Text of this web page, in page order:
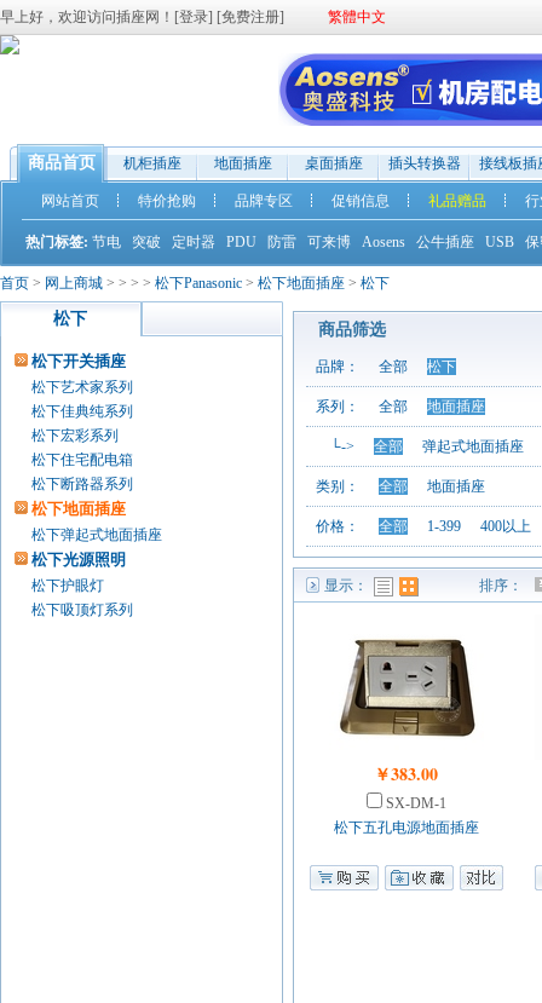
早上好，欢迎访问插座网！[登录] [免费注册] 繁體中文
商品首页 机柜插座 地面插座 桌面插座 插头转换器 接线板插
网站首页 特价抢购 品牌专区 促销信息 礼品赠品
热门标签: 节电 突破 定时器 PDU 防雷 可来博 Aosens 公牛插座 USB
首页 > 网上商城 > > > > 松下Panasonic > 松下地面插座 > 松下
松下
松下开关插座
松下艺术家系列
松下佳典纯系列
松下宏彩系列
松下住宅配电箱
松下断路器系列
松下地面插座
松下弹起式地面插座
松下光源照明
松下护眼灯
松下吸顶灯系列
商品筛选
品牌： 全部 松下
系列： 全部 地面插座
└-> 全部 弹起式地面插座
类别： 全部 地面插座
价格： 全部 1-399 400以上
显示：
列表模式图表模式 排序：
￥383.00
SX-DM-1
松下五孔电源地面插座